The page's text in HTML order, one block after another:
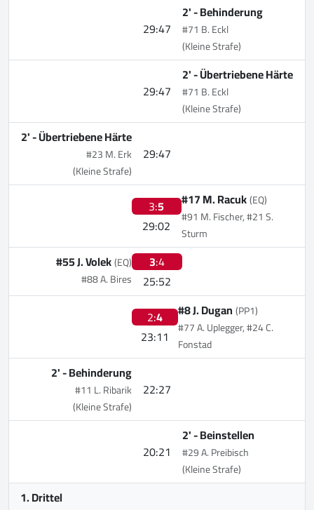
29:47
2' -Behinderung
#71 B. Eckl
(Kleine Strafe)
29:47
2' -Übertriebene Härte
#71 B. Eckl
(Kleine Strafe)
29:47
2' -Übertriebene Härte
#23 M. Erk
(Kleine Strafe)
3:5
29:02
#17 M. Racuk(EQ)
#91 M. Fischer, #21 S.
Sturm
3:4
25:52
#55 J. Volek(EQ)
#88 A. Bires
2:4
23:11
#8 J. Dugan (PP1)
#77 A. Uplegger, #24 C.
Fonstad
22:27
2' -Behinderung
#11 L. Ribarik
(Kleine Strafe)
20:21
2' -Beinstellen
#29 A. Preibisch
(Kleine Strafe)
1. Drittel